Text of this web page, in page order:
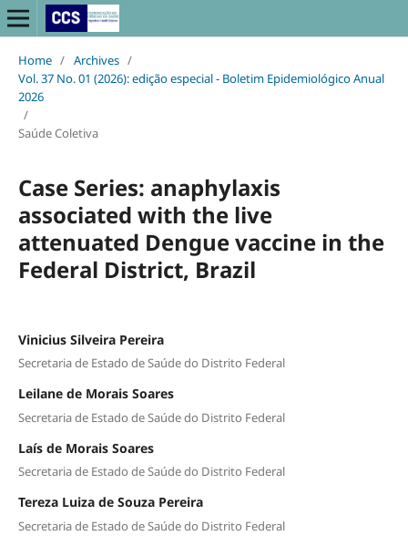
Home / Archives /
Vol. 37 No. 01 (2026): edição especial - Boletim Epidemiológico Anual
2026
/
Saúde Coletiva
Case Series: anaphylaxis
associated with the live
attenuated Dengue vaccine in the
Federal District, Brazil
Vinicius Silveira Pereira
Secretaria de Estado de Saúde do Distrito Federal
Leilane de Morais Soares
Secretaria de Estado de Saúde do Distrito Federal
Laís de Morais Soares
Secretaria de Estado de Saúde do Distrito Federal
Tereza Luiza de Souza Pereira
Secretaria de Estado de Saúde do Distrito Federal